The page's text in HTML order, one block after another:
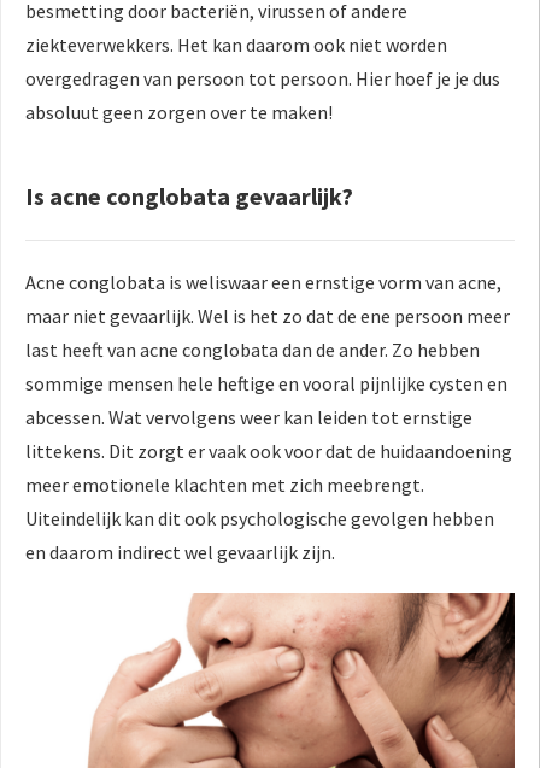
besmetting door bacteriën, virussen of andere
ziekteverwekkers. Het kan daarom ook niet worden
overgedragen van persoon tot persoon. Hier hoef je je dus
absoluut geen zorgen over te maken!
Is acne conglobata gevaarlijk?
Acne conglobata is weliswaar een ernstige vorm van acne,
maar niet gevaarlijk. Wel is het zo dat de ene persoon meer
last heeft van acne conglobata dan de ander. Zo hebben
sommige mensen hele heftige en vooral pijnlijke cysten en
abcessen. Wat vervolgens weer kan leiden tot ernstige
littekens. Dit zorgt er vaak ook voor dat de huidaandoening
meer emotionele klachten met zich meebrengt.
Uiteindelijk kan dit ook psychologische gevolgen hebben
en daarom indirect wel gevaarlijk zijn.